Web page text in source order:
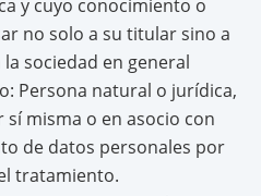
y cuyo conocimiento o
no solo a su titular sino a
sociedad en general
Persona natural o jurídica,
misma o en asocio con
de datos personales por
tratamiento.